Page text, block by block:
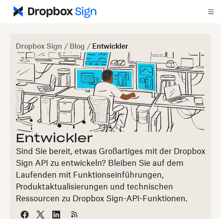
Entwickler
Sind Sie bereit, etwas Großartiges mit der Dropbox
Sign API zu entwickeln? Bleiben Sie auf dem
Laufenden mit Funktionseinführungen,
Produktaktualisierungen und technischen
Ressourcen zu Dropbox Sign-API-Funktionen.
Dropbox Sign / Blog / Entwickler